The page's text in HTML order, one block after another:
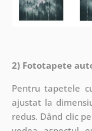
2) Fototapete
Pentru tapetele
ajustat la
redus. Dând clic